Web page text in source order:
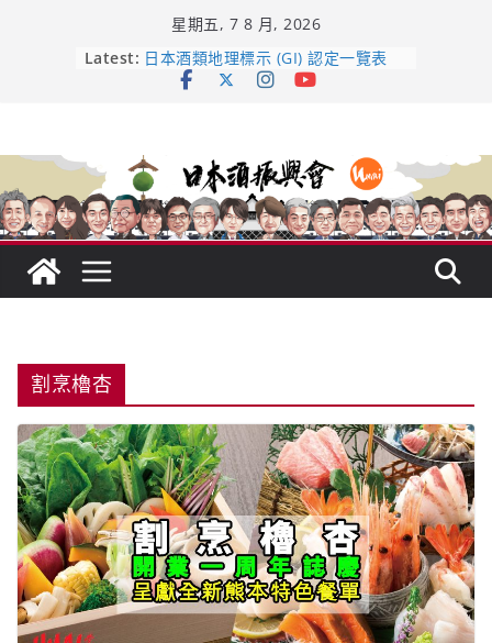
星期五, 7 8 月, 2026
Latest: 龜之井酒造：口說上手 – 山形純米大
吟釀的堅持與傳承 ～ くどき上手
響 𝟭𝟮 年 復活了!
【酒業商戰】130年老酒藏殺入股票
市場！梅乃宿上市背後的密碼
割烹櫓杏